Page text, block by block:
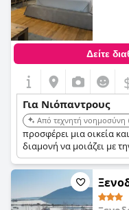
Δείτε
Για Νιόπαντρους
Από τεχνητή νοημοσύνη
προσφέρει μια οικεία
διαμονή να μοιάζει με
μυστικού της Λευκάδας.